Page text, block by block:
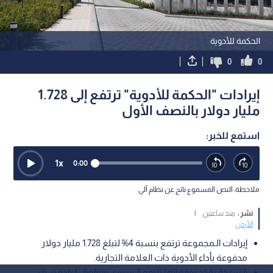
الحكمة للأدوية
0
0
إيرادات "الحكمة للأدوية" ترتفع إلى 1.728
مليار دولار بالنصف الأول
استمع للخبر:
0:00
1x
ملاحظة: النص المسموع ناتج عن نظام آلي
نشر : منذ ساعتين
|
الأردن
إيرادات الـمجموعة ترتفع بنسبة 4% لتبلغ 1.728 مليار دولار
مدفوعة بأداء الأدوية ذات العلامة التجارية.